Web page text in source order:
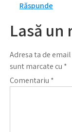
Răspunde
Lasă un
Adresa ta de
sunt marcate cu *
Comentariu *